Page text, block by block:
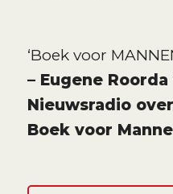
‘Boek voor
– Eugene Roorda
Nieuwsradio
Boek voor